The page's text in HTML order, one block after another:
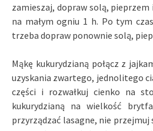
zamieszaj, dopraw solą,
na małym ogniu 1 h. Po tym
trzeba dopraw ponownie solą,
Mąkę kukurydzianą połącz z
uzyskania zwartego, jednolitego
części i rozwałkuj cienko na
kukurydzianą na wielkość
przyrządzać lasagne, nie przejmuj